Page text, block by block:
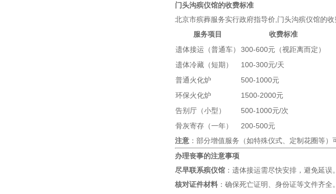
门头沟殡仪馆的收费标准
北京市殡葬服务实行政府指导价,门头沟殡仪馆的
服务项目
收费标准
遗体接运（普通车）
300-600元（视距离而定）
遗体冷藏（短期）
100-300元/天
普通火化炉
500-1000元
环保火化炉
1500-2000元
告别厅（小型）
500-1000元/次
骨灰寄存（一年）
200-500元
注意 ：部分增值服务（如特殊仪式、定制花圈等）
办理丧事的注意事项
尽早联系殡仪馆 ：遗体接运需尽快安排，避免延误。
核对证件材料 ：确保死亡证明、身份证等文件齐全。